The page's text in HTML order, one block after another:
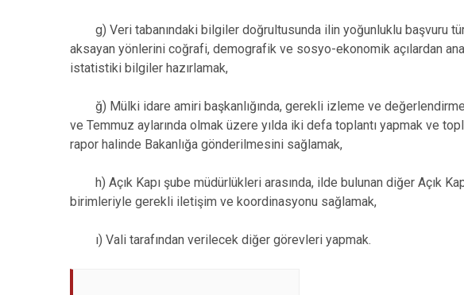
g) Veri tabanındaki bilgiler doğrultusunda ilin yoğunluklu başvuru
aksayan yönlerini coğrafi, demografik ve sosyo-ekonomik açılardan
istatistiki bilgiler hazırlamak,
ğ) Mülki idare amiri başkanlığında, gerekli izleme ve
ve Temmuz aylarında olmak üzere yılda iki defa toplantı yapmak ve
rapor halinde Bakanlığa gönderilmesini sağlamak,
h) Açık Kapı şube müdürlükleri arasında, ilde bulunan diğer Açık
birimleriyle gerekli iletişim ve koordinasyonu sağlamak,
ı) Vali tarafından verilecek diğer görevleri yapmak.